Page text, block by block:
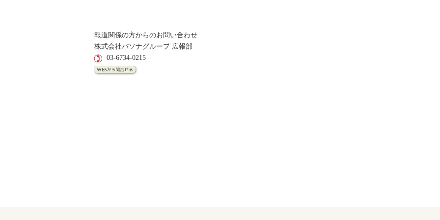
報道関係の方からのお問い合わせ
株式会社パソナグループ 広報部
03-6734-0215